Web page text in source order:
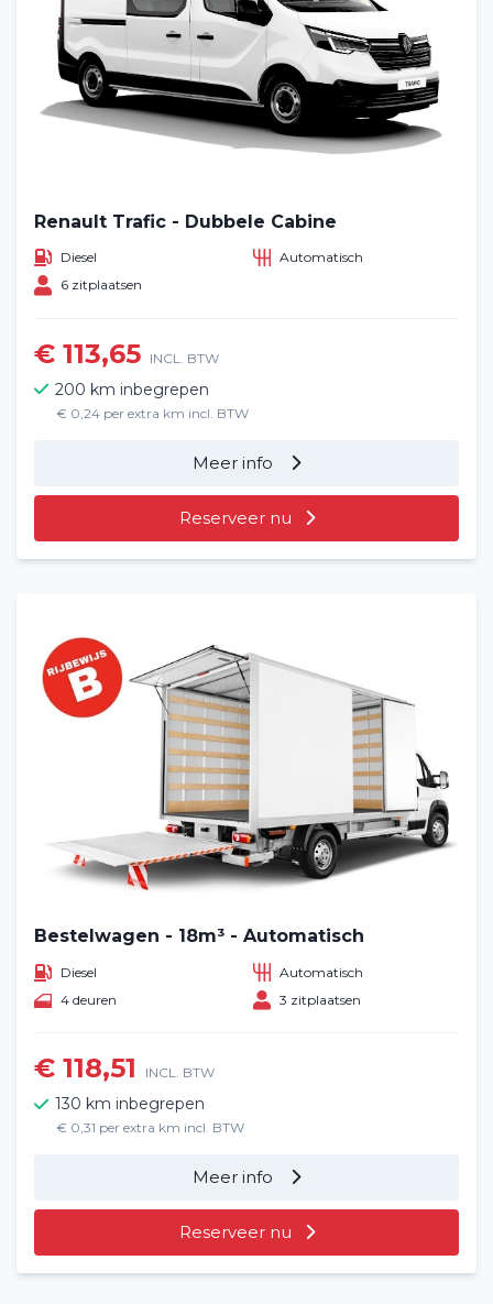
Renault Trafic - Dubbele Cabine
Diesel
Automatisch
6 zitplaatsen
€ 113,65 INCL. BTW
200 km inbegrepen
€ 0,24 per extra km incl. BTW
Meer info
Reserveer nu
Bestelwagen - 18m³ - Automatisch
Diesel
Automatisch
4 deuren
3 zitplaatsen
€ 118,51 INCL. BTW
130 km inbegrepen
€ 0,31 per extra km incl. BTW
Meer info
Reserveer nu